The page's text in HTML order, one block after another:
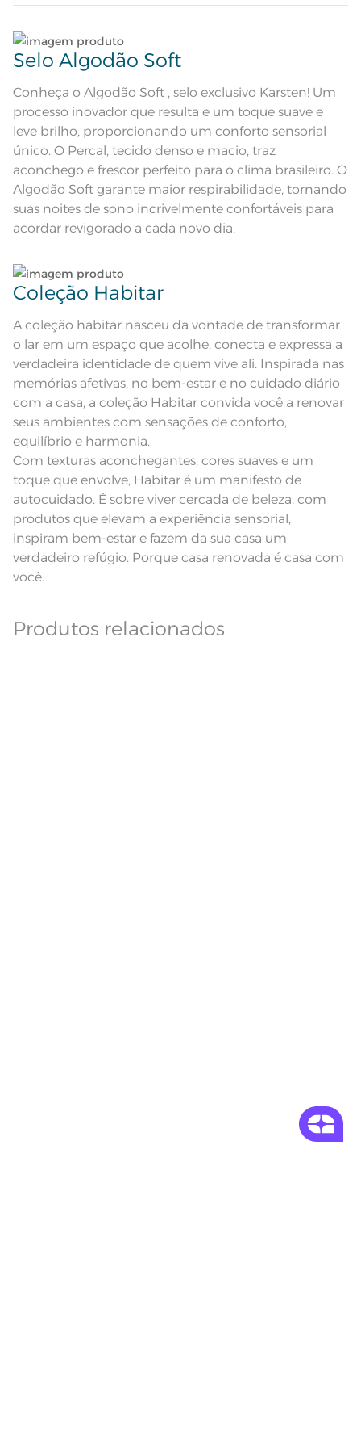
Quantidade de Peças
Atributos
Algodão Soft; Fio Penteado; Mais
encorpado e macio; Altamente
respirável; Antipilling;
Hipoalergênico
Composição 100% Algodão
Tamanho Solteiro
Cor Titânio
Itens Inclusos
Medida
Acabamento Liso
Instruções de Lavagem
Lavação a 60ºC; Proibido alvejar;
Secar em tambor com
temperatura maxima de 60ºC;
Ferro de passar com temperatura
seco;
Observações
e modelo do monitor ou do
aparelho celular. Consultar a cor
nas especificações técnicas do
produto.
Lave tipos de tecidos distintos separadamente;
Não lave cores claras e cores escuras no mesmo
ciclo;
Lave as peças no ciclo leve, suave ou delicado de
sua lavadora;
Enxágue as peças com bastante água;
Utilize a quantidade mínima de amaciante e sabão;
Selo Algodão Soft
Conheça o Algodão Soft , selo exclusivo Karsten! Um
processo inovador que resulta e um toque suave e
leve brilho, proporcionando um conforto sensorial
único. O Percal, tecido denso e macio, traz
aconchego e frescor perfeito para o clima brasileiro. O
Algodão Soft garante maior respirabilidade, tornando
suas noites de sono incrivelmente confortáveis para
acordar revigorado a cada novo dia.
Coleção Habitar
A coleção habitar nasceu da vontade de transformar
o lar em um espaço que acolhe, conecta e expressa a
verdadeira identidade de quem vive ali. Inspirada nas
memórias afetivas, no bem-estar e no cuidado diário
com a casa, a coleção Habitar convida você a renovar
seus ambientes com sensações de conforto,
equilíbrio e harmonia.
Com texturas aconchegantes, cores suaves e um
toque que envolve, Habitar é um manifesto de
autocuidado. É sobre viver cercada de beleza, com
produtos que elevam a experiência sensorial,
inspiram bem-estar e fazem da sua casa um
verdadeiro refúgio. Porque casa renovada é casa com
você.
Produtos relacionados